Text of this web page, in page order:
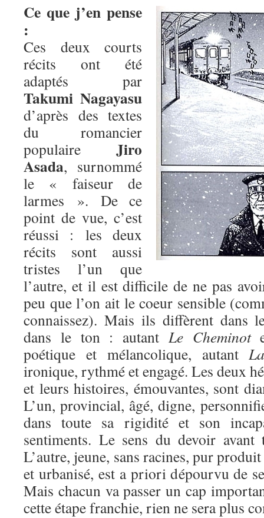
Ce que j’en pense
:
Ces deux courts
récits ont été
adaptés par
Takumi Nagayasu
d’après des textes
du romancier
populaire Jiro
Asada, surnommé
le « faiseur de
larmes ». De ce
point de vue, c’est
réussi : les deux
récits sont aussi
tristes l’un que
l’autre, et il est difficile de ne pas
peu que l’on ait le coeur sensible
connaissez). Mais ils diffèrent dans
dans le ton : autant Le Cheminot
poétique et mélancolique, autantLa
ironique, rythmé et engagé. Les deux
et leurs histoires, émouvantes, sont
L’un, provincial, âgé, digne,
dans toute sa rigidité et son
sentiments. Le sens du devoir avant
L’autre, jeune, sans racines, pur
et urbanisé, est a priori dépourvu de
Mais chacun va passer un cap
cette étape franchie, rien ne sera plus